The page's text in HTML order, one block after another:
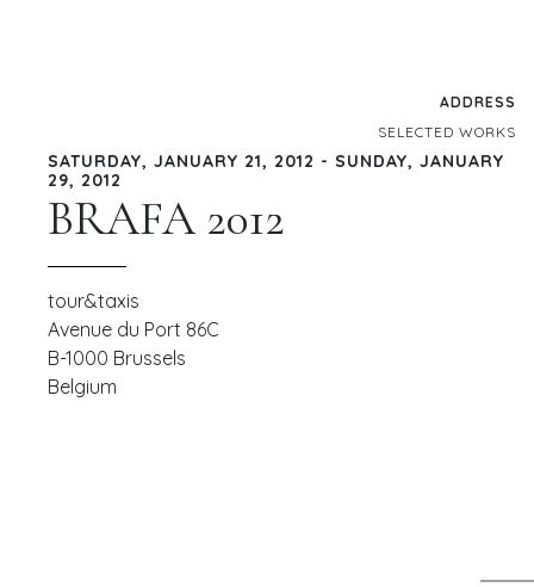
ADDRESS
SELECTED WORKS
SATURDAY, JANUARY 21, 2012 - SUNDAY, JANUARY
29, 2012
BRAFA 2012
tour&taxis
Avenue du Port 86C
B-1000 Brussels
Belgium